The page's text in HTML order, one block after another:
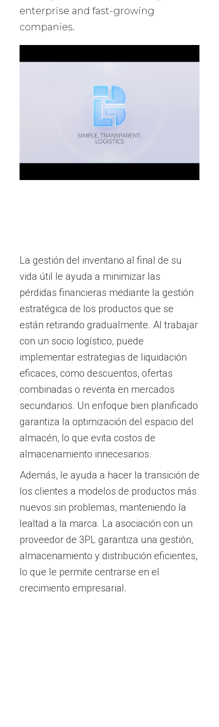
enterprise and fast-growing
companies.
La gestión del inventario al final de su
vida útil le ayuda a minimizar las
pérdidas financieras mediante la gestión
estratégica de los productos que se
están retirando gradualmente. Al trabajar
con un socio logístico, puede
implementar estrategias de liquidación
eficaces, como descuentos, ofertas
combinadas o reventa en mercados
secundarios. Un enfoque bien planificado
garantiza la optimización del espacio del
almacén, lo que evita costos de
almacenamiento innecesarios.
Además, le ayuda a hacer la transición de
los clientes a modelos de productos más
nuevos sin problemas, manteniendo la
lealtad a la marca. La asociación con un
proveedor de 3PL garantiza una gestión,
almacenamiento y distribución eficientes,
lo que le permite centrarse en el
crecimiento empresarial.